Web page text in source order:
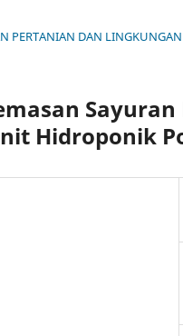
PERTANIAN DAN
Hidroponik